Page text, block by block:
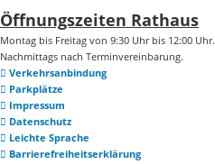
Öffnungszeiten Rathaus
Montag bis Freitag von 9:30 Uhr bis 12:00 Uhr.
Nachmittags nach Terminvereinbarung.
Verkehrsanbindung
Parkplätze
Impressum
Datenschutz
Leichte Sprache
Barrierefreiheitserklärung